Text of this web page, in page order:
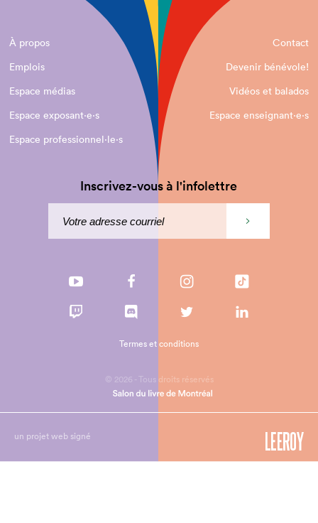
À propos
Contact
Emplois
Devenir bénévole!
Espace médias
Vidéos et balados
Espace exposant·e⋅s
Espace enseignant·e⋅s
Espace professionnel·le⋅s
Inscrivez-vous à l'infolettre
© 2026 - Tous droits réservés
Termes et conditions
un projet web signé